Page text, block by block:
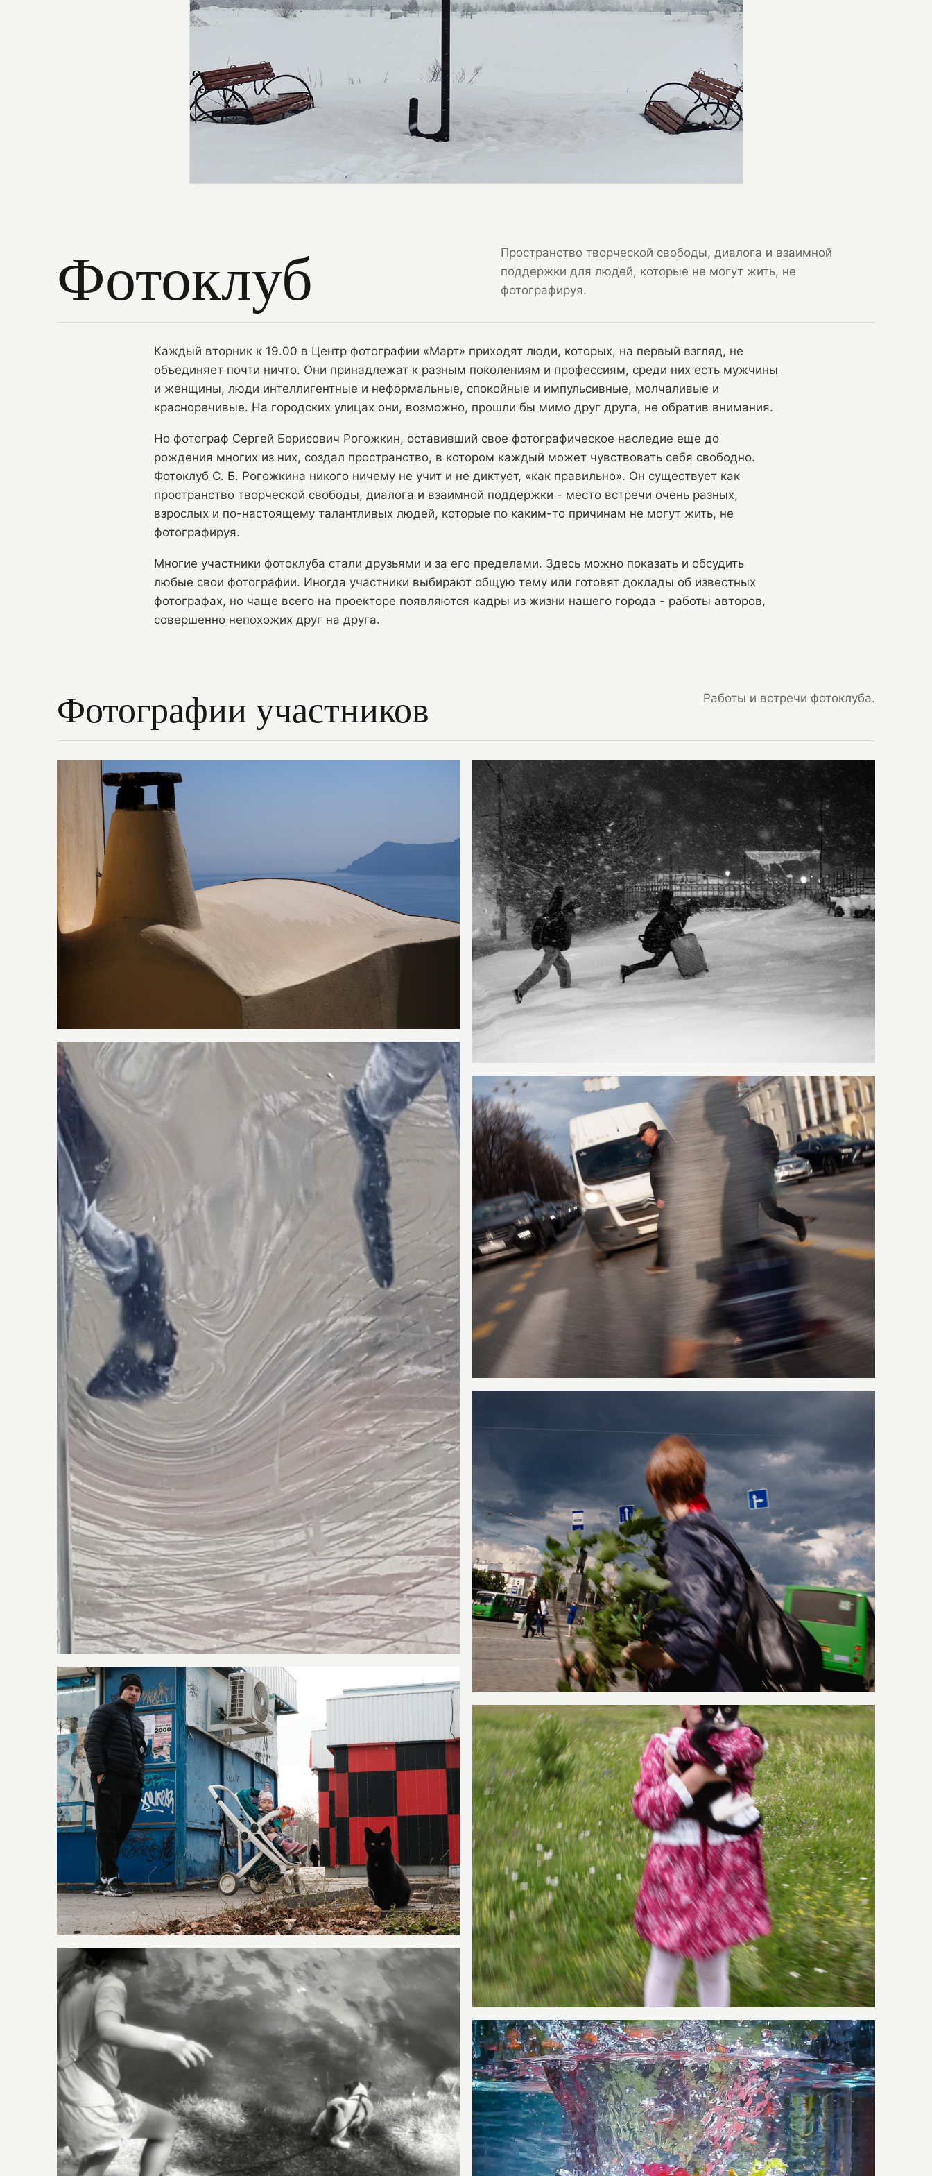
Фотоклуб
Пространство творческой свободы, диалога и взаимной
поддержки для людей, которые не могут жить, не
фотографируя.
Каждый вторник к 19.00 в Центр фотографии «Март» приходят люди, которых, на первый взгляд, не
объединяет почти ничто. Они принадлежат к разным поколениям и профессиям, среди них есть мужчины
и женщины, люди интеллигентные и неформальные, спокойные и импульсивные, молчаливые и
красноречивые. На городских улицах они, возможно, прошли бы мимо друг друга, не обратив внимания.
Но фотограф Сергей Борисович Рогожкин, оставивший свое фотографическое наследие еще до
рождения многих из них, создал пространство, в котором каждый может чувствовать себя свободно.
Фотоклуб С. Б. Рогожкина никого ничему не учит и не диктует, «как правильно». Он существует как
пространство творческой свободы, диалога и взаимной поддержки - место встречи очень разных,
взрослых и по-настоящему талантливых людей, которые по каким-то причинам не могут жить, не
фотографируя.
Многие участники фотоклуба стали друзьями и за его пределами. Здесь можно показать и обсудить
любые свои фотографии. Иногда участники выбирают общую тему или готовят доклады об известных
фотографах, но чаще всего на проекторе появляются кадры из жизни нашего города - работы авторов,
совершенно непохожих друг на друга.
Фотографии участников Работы и встречи фотоклуба.